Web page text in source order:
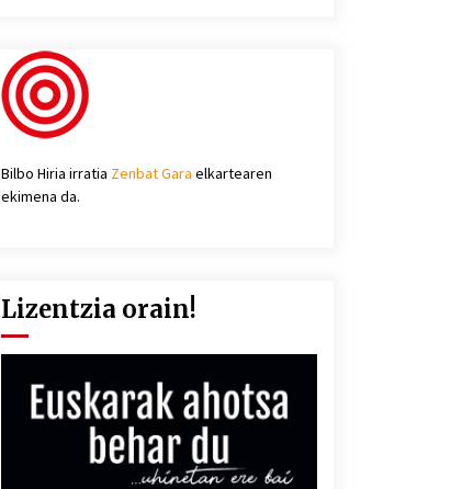
Bilbo Hiria irratia Zenbat Gara elkartearen
ekimena da.
Lizentzia orain!